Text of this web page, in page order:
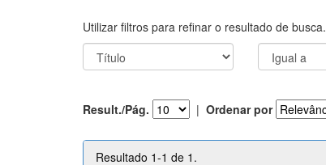
Utilizar filtros para refinar o resultado de busca.
Result./Pág. | Ordenar por
Resultado 1-1 de 1.